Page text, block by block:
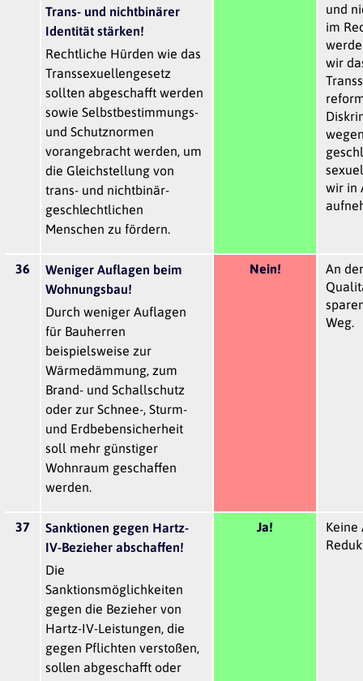
Trans- und nichtbinärer
Identität stärken!
Rechtliche Hürden wie das
Transsexuellengesetz
sollten abgeschafft werden
sowie Selbstbestimmungs-
und Schutznormen
vorangebracht werden, um
die Gleichstellung von
trans- und nichtbinär-
geschlechtlichen
Menschen zu fördern.
und
im
wir
wir in
36
Weniger Auflagen beim
Wohnungsbau!
Durch weniger Auflagen
für Bauherren
beispielsweise zur
Wärmedämmung, zum
Brand- und Schallschutz
oder zur Schnee-, Sturm-
und Erdbebensicherheit
soll mehr günstiger
Wohnraum geschaffen
werden.
Nein!
An
Weg.
37
Sanktionen gegen Hartz-
IV-Bezieher abschaffen!
Die
Sanktionsmöglichkeiten
gegen die Bezieher von
Hartz-IV-Leistungen, die
gegen Pflichten verstoßen,
sollen abgeschafft oder
Ja!
Keine